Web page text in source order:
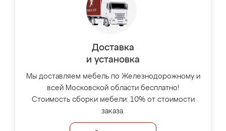
Доставка
и установка
Мы доставляем мебель по Железнодорожному и
всей Московской области бесплатно!
Стоимость сборки мебели: 10% от стоимости
заказа.